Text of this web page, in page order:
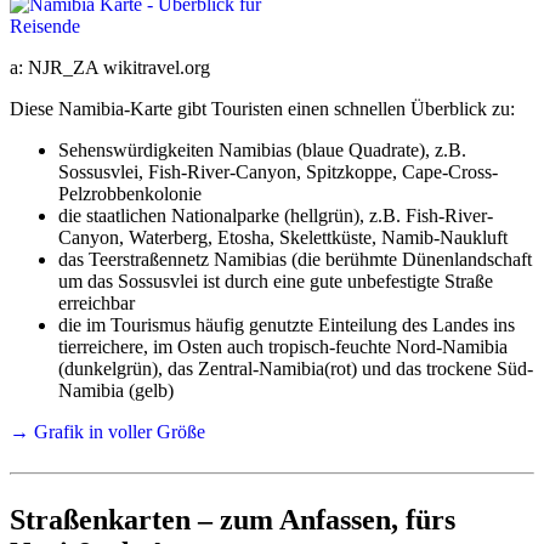
Ob Reise-Impfungen oder Malaria-Prophylaxe empfohlen
werden, besprechen Sie bitte idealerweise mehr als 6 Monate
da einige Impfungen diesen Vorlauf benötigen.
Weitere Infos finden Sie unter:Namibia & Botswana -
Impfungen, Malariaprophylaxe, weitere Gesundheitsrisiken
Aktualisierung kurz vor der Reise und Nachbarländer
Über die tagesaktuellen Regelungen und zu den
Nachbarländern senden wir unseren Kunden gerne alle
aktuellen Infos und Formulare.
(Unsere letzten persönlichen Erfahrungen bei eigenen
Grenzübertritten nach Namibia, Botswana, Simbabwe und
Sambia waren im November und Dezember 2025.)
Flugverfügbarkeiten und Flugpreise schwanken teils
extrem von Tag zu Tag.
a: NJR_ZA wikitravel.org
Diese Namibia-Karte gibt Touristen einen schnellen Überblick zu:
Sehenswürdigkeiten Namibias (blaue Quadrate), z.B.
Sossusvlei, Fish-River-Canyon, Spitzkoppe, Cape-Cross-
Pelzrobbenkolonie
die staatlichen Nationalparke (hellgrün), z.B. Fish-River-
Canyon, Waterberg, Etosha, Skelettküste, Namib-Naukluft
das Teerstraßennetz Namibias (die berühmte Dünenlandschaft
um das Sossusvlei ist durch eine gute unbefestigte Straße
erreichbar
die im Tourismus häufig genutzte Einteilung des Landes ins
tierreichere, im Osten auch tropisch-feuchte Nord-Namibia
(dunkelgrün), das Zentral-Namibia(rot) und das trockene Süd-
Namibia (gelb)
→ Grafik in voller Größe
Straßenkarten – zum Anfassen, fürs